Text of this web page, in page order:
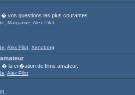
vos questions les plus courantes.
Margarine Alex Pilot
Alex Pilot Xenoborg
la cr�ation de films amateur.
Alex Pilot